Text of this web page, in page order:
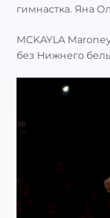
гимнастка. Яна
MCKAYLA
без Нижнего